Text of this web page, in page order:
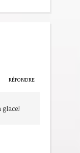
glace!
RÉPONDRE